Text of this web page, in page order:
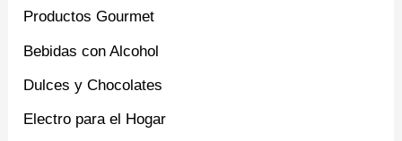
Productos Gourmet
Bebidas con Alcohol
Dulces y Chocolates
Electro para el Hogar